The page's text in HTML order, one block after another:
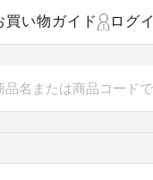
買い物ガイド ログ